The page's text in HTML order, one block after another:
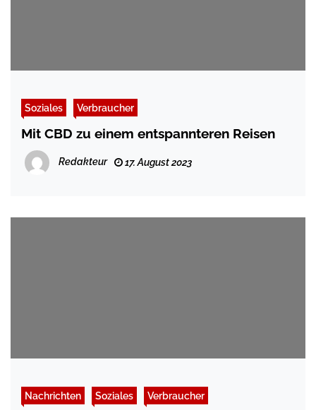
Soziales Verbraucher
Mit CBD zu einem entspannteren Reisen
Redakteur 17. August 2023
Nachrichten Soziales Verbraucher